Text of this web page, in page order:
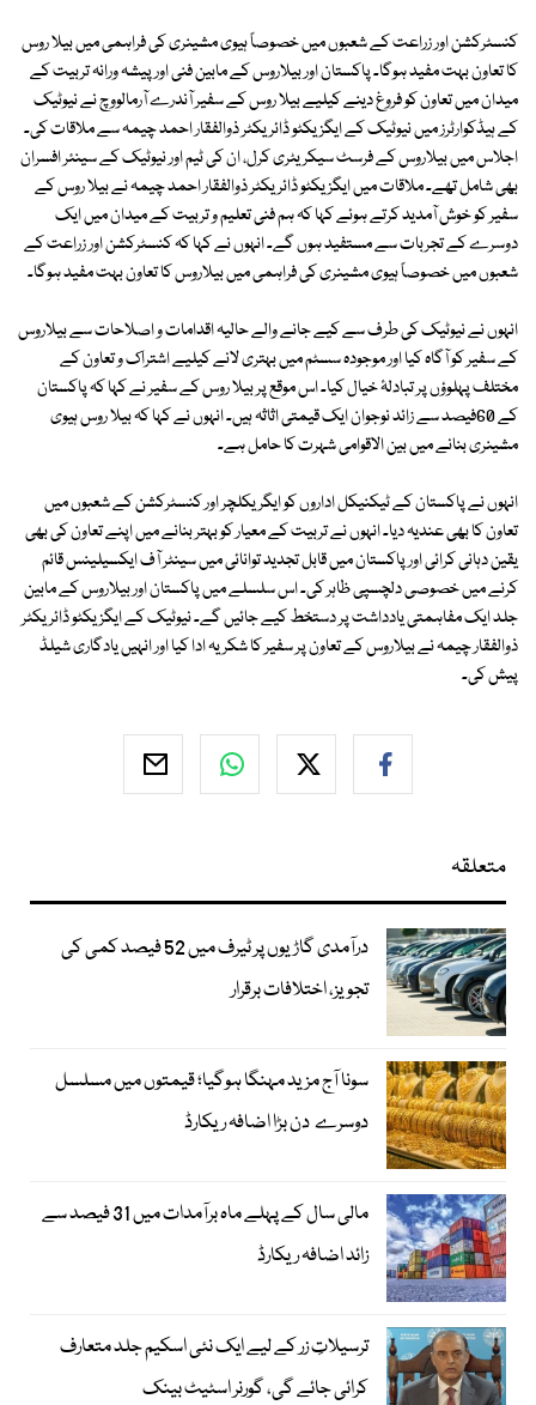
کنسٹرکشن اور زراعت کے شعبوں میں خصوصاً ہیوی مشینری کی فراہمی میں بیلا روس
کا تعاون بہت مفید ہوگا۔ پاکستان اور بیلاروس کے مابین فنی اور پیشہ ورانہ تربیت کے
میدان میں تعاون کو فروغ دینے کیلیے بیلا روس کے سفیر آندرے آرمالووچ نے نیوٹیک
کے ہیڈکوارٹرز میں نیوٹیک کے ایگزیکٹو ڈائریکٹر ذوالفقار احمد چیمہ سے ملاقات کی۔
اجلاس میں بیلاروس کے فرسٹ سیکریٹری کرل، ان کی ٹیم اور نیوٹیک کے سینئر افسران
بھی شامل تھے۔ ملاقات میں ایگزیکٹو ڈائریکٹر ذوالفقار احمد چیمہ نے بیلا روس کے
سفیر کو خوش آمدید کرتے ہوئے کہا کہ ہم فنی تعلیم و تربیت کے میدان میں ایک
دوسرے کے تجربات سے مستفید ہوں گے۔ انہوں نے کہا کہ کنسٹرکشن اور زراعت کے
شعبوں میں خصوصاً ہیوی مشینری کی فراہمی میں بیلاروس کا تعاون بہت مفید ہوگا۔
انہوں نے نیوٹیک کی طرف سے کیے جانے والے حالیہ اقدامات و اصلاحات سے بیلاروس
کے سفیر کو آگاہ کیا اور موجودہ سسٹم میں بہتری لانے کیلیے اشتراک و تعاون کے
مختلف پہلوؤں پر تبادلۂ خیال کیا۔ اس موقع پر بیلا روس کے سفیر نے کہا کہ پاکستان
کے 60فیصد سے زائد نوجوان ایک قیمتی اثاثہ ہیں۔ انہوں نے کہا کہ بیلا روس ہیوی
مشینری بنانے میں بین الاقوامی شہرت کا حامل ہے۔
انہوں نے پاکستان کے ٹیکنیکل اداروں کو ایگریکلچر اور کنسٹرکشن کے شعبوں میں
تعاون کا بھی عندیہ دیا۔ انہوں نے تربیت کے معیار کو بہتر بنانے میں اپنے تعاون کی بھی
یقین دہانی کرائی اور پاکستان میں قابل تجدید توانائی میں سینٹر آف ایکسیلینس قائم
کرنے میں خصوصی دلچسپی ظاہر کی۔ اس سلسلے میں پاکستان اور بیلاروس کے مابین
جلد ایک مفاہمتی یادداشت پر دستخط کیے جائیں گے۔ نیوٹیک کے ایگزیکٹو ڈائریکٹر
ذوالفقار چیمہ نے بیلاروس کے تعاون پر سفیر کا شکریہ ادا کیا اور انہیں یادگاری شیلڈ
پیش کی۔
متعلقہ
درآمدی گاڑیوں پر ٹیرف میں 52 فیصد کمی کی
تجویز، اختلافات برقرار
سونا آج مزید مہنگا ہوگیا؛ قیمتوں میں مسلسل
دوسرے دن بڑا اضافہ ریکارڈ
مالی سال کے پہلے ماہ برآمدات میں 31 فیصد سے
زائد اضافہ ریکارڈ
ترسیلاتِ زر کے لیے ایک نئی اسکیم جلد متعارف
کرائی جائے گی، گورنر اسٹیٹ بینک